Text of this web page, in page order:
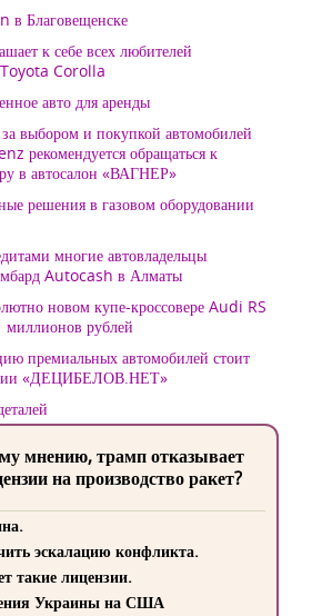
в Благовещенске
к себе всех любителей
Toyota Corolla
авто для аренды
выбором и покупкой автомобилей
рекомендуется обращаться к
в автосалон «ВАГНЕР»
решения в газовом оборудовании
многие автовладельцы
Autocash в Алматы
новом купе-кроссовере Audi RS
рублей
премиальных автомобилей стоит
«ДЕЦИБЕЛОВ.НЕТ»
мнению, трамп отказывает
на производство ракет?
эскалацию конфликта.
такие лицензии.
Украины на США